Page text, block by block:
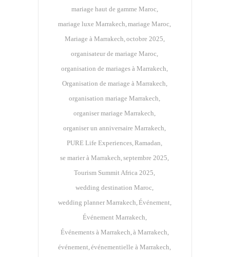
mariage haut de gamme Maroc
mariage luxe Marrakech mariage Maroc
Mariage à Marrakech octobre 2025
organisateur de mariage Maroc
organisation de mariages à Marrakech
Organisation de mariage à Marrakech
organisation mariage Marrakech
organiser mariage Marrakech
organiser un anniversaire Marrakech
PURE Life Experiences Ramadan
se marier à Marrakech septembre 2025
Tourism Summit Africa 2025
wedding destination Maroc
wedding planner Marrakech Événement
Événement Marrakech
Événements à Marrakech à Marrakech
événement événementielle à Marrakech